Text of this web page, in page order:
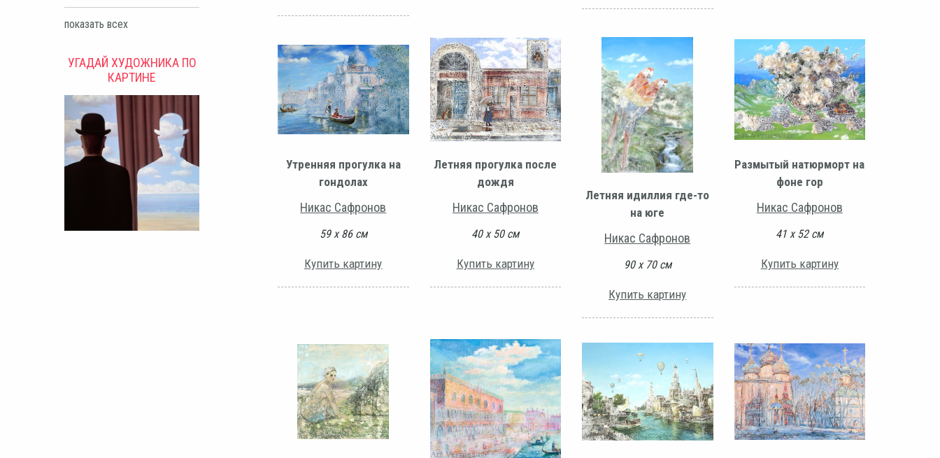
показать всех
УГАДАЙ ХУДОЖНИКА ПО
КАРТИНЕ
Утренняя прогулка на
гондолах
Никас Сафронов
59 х 86 см
Купить картину
Летняя прогулка после
дождя
Никас Сафронов
40 х 50 см
Купить картину
Летняя идиллия где-то
на юге
Никас Сафронов
90 х 70 см
Купить картину
Размытый натюрморт на
фоне гор
Никас Сафронов
41 х 52 см
Купить картину